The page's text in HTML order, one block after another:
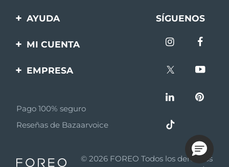
AYUDA
Contáctanos
batería
SÍGUENOS
MI CUENTA
Registro de productos
EMPRESA
Afiliados
Noticias de afiliados
Pago 100% seguro
Reseñas de Bazaarvoice
© 2026 FOREO Todos los derechos